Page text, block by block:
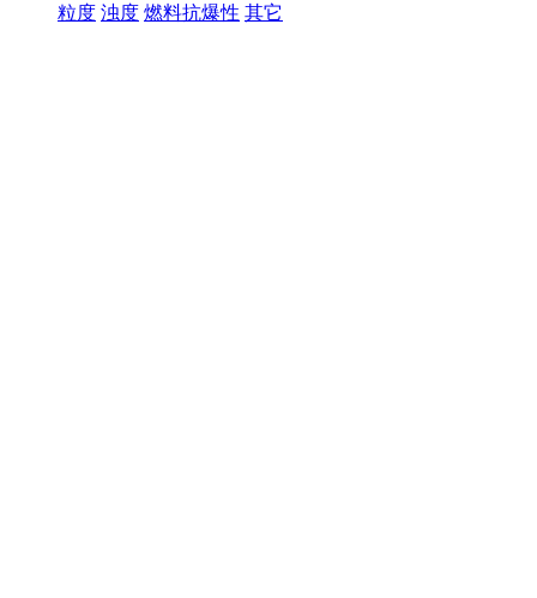
粒度 浊度 燃料抗爆性 其它